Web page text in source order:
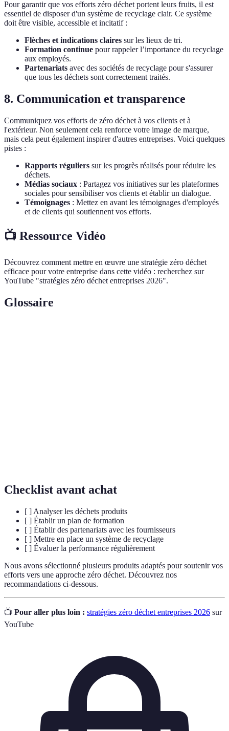
Pour garantir que vos efforts zéro déchet portent leurs fruits, il est
essentiel de disposer d'un système de recyclage clair. Ce système
doit être visible, accessible et incitatif :
Flèches et indications claires sur les lieux de tri.
Formation continue pour rappeler l’importance du recyclage
aux employés.
Partenariats avec des sociétés de recyclage pour s'assurer
que tous les déchets sont correctement traités.
8. Communication et transparence
Communiquez vos efforts de zéro déchet à vos clients et à
l'extérieur. Non seulement cela renforce votre image de marque,
mais cela peut également inspirer d'autres entreprises. Voici quelques
pistes :
Rapports réguliers sur les progrès réalisés pour réduire les
déchets.
Médias sociaux : Partagez vos initiatives sur les plateformes
sociales pour sensibiliser vos clients et établir un dialogue.
Témoignages : Mettez en avant les témoignages d'employés
et de clients qui soutiennent vos efforts.
📺 Ressource Vidéo
Découvrez comment mettre en œuvre une stratégie zéro déchet
efficace pour votre entreprise dans cette vidéo : recherchez sur
YouTube "stratégies zéro déchet entreprises 2026".
Glossaire
Checklist avant achat
[ ] Analyser les déchets produits
[ ] Établir un plan de formation
[ ] Établir des partenariats avec les fournisseurs
[ ] Mettre en place un système de recyclage
[ ] Évaluer la performance régulièrement
Nous avons sélectionné plusieurs produits adaptés pour soutenir vos
efforts vers une approche zéro déchet. Découvrez nos
recommandations ci-dessous.
📺 Pour aller plus loin : stratégies zéro déchet entreprises 2026 sur
YouTube